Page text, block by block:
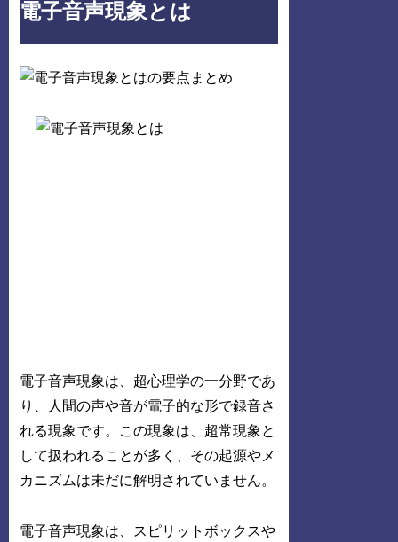
電子音声現象とは
電子音声現象は、超心理学の一分野であ
り、人間の声や音が電子的な形で録音さ
れる現象です。この現象は、超常現象と
して扱われることが多く、その起源やメ
カニズムは未だに解明されていません。
電子音声現象は、スピリットボックスや